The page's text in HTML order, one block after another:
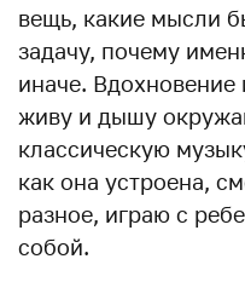
вещь, какие мысли
задачу, почему
иначе.
живу и дышу
классическую
как она устроена,
разное, играю с
собой.